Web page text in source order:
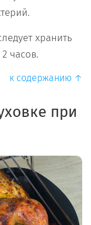
хранить
часов.
к содержанию ↑
при